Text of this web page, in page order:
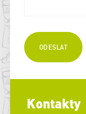
Kontakty